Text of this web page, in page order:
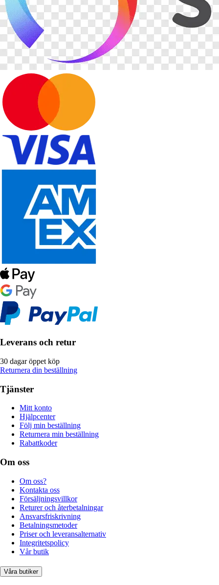
Leverans och retur
30 dagar öppet köp
Returnera din beställning
Tjänster
Mitt konto
Hjälpcenter
Följ min beställning
Returnera min beställning
Rabattkoder
Om oss
Om oss?
Kontakta oss
Försäljningsvillkor
Returer och återbetalningar
Ansvarsfriskrivning
Betalningsmetoder
Priser och leveransalternativ
Integritetspolicy
Vår butik
Våra butiker